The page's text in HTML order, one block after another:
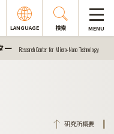
LANGUAGE 検索 MENU
ー Research Center for Micro-Nano Technology
研究所概要